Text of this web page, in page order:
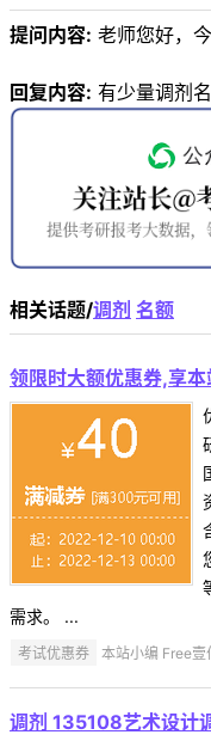
提问内容: 老师您好，
回复内容: 有少量调剂
相关话题/调剂 名额
领限时大额优惠券,享
需求。 ...
考试优惠券 本站小编 Free
调剂 135108艺术设计